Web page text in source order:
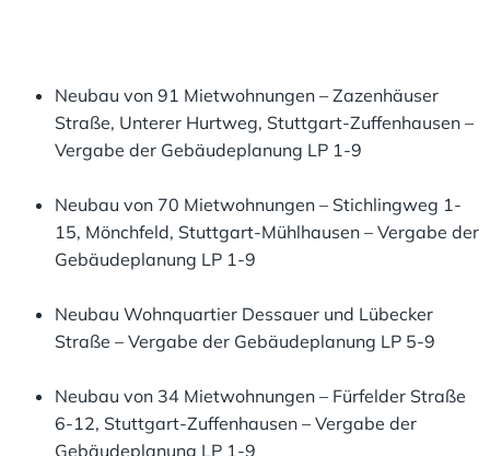
Neubau von 91 Mietwohnungen – Zazenhäuser
Straße, Unterer Hurtweg, Stuttgart-Zuffenhausen –
Vergabe der Gebäudeplanung LP 1-9
Neubau von 70 Mietwohnungen – Stichlingweg 1-
15, Mönchfeld, Stuttgart-Mühlhausen – Vergabe der
Gebäudeplanung LP 1-9
Neubau Wohnquartier Dessauer und Lübecker
Straße – Vergabe der Gebäudeplanung LP 5-9
Neubau von 34 Mietwohnungen – Fürfelder Straße
6-12, Stuttgart-Zuffenhausen – Vergabe der
Gebäudeplanung LP 1-9